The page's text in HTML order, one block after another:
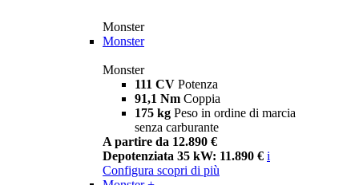
Monster
Monster
Monster
111 CV Potenza
91,1 Nm Coppia
175 kg Peso in ordine di marcia
senza carburante
A partire da 12.890 €
Depotenziata 35 kW: 11.890 € i
Configura scopri di più